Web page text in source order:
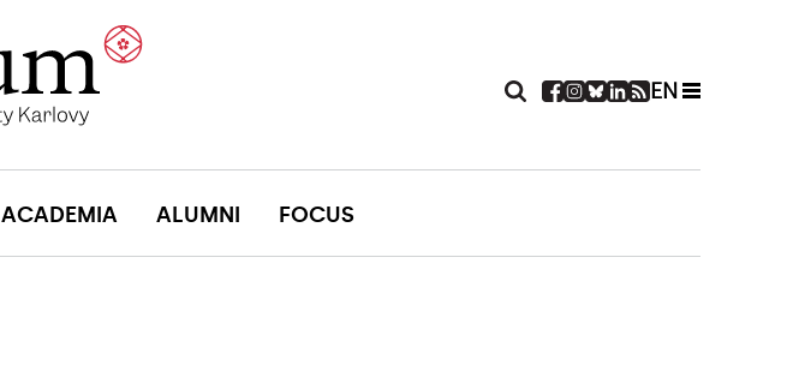
EN
ACADEMIA ALUMNI FOCUS